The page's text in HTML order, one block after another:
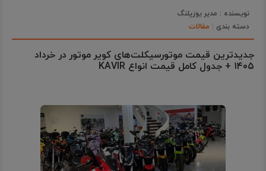
نویسنده : مدیر یوزپلنگ
دسته بندی : مقالات
جدیدترین قیمت موتورسیکلت‌های کویر موتور در خرداد
۱۴۰۵ + جدول کامل قیمت انواع KAVIR